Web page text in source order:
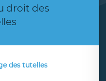
droit des
des tutelles